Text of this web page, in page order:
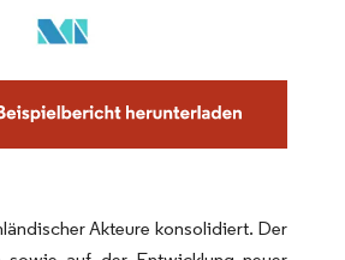
Akteure konsolidiert. Der